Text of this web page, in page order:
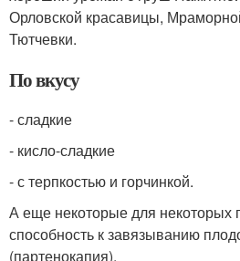
Орловской красавицы,
Тютчевки.
По вкусу
- сладкие
- кисло-сладкие
- с терпкостью и горчинкой.
А еще некоторые для некоторых
способность к завязыванию
(партенокапия).